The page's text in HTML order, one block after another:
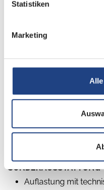
Statistiken
Marketing
Beschreibung
Bezüge:Karosa
SONDERAUSSTATTUNG
Auflastung mit